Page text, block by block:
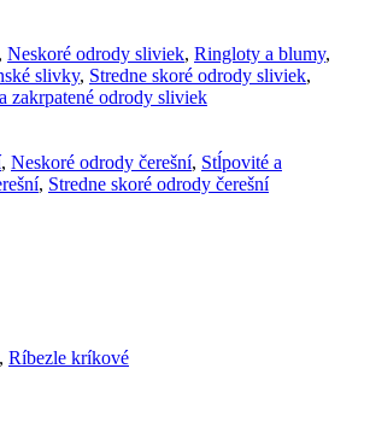
, Neskoré odrody sliviek, Ringloty a blumy,
slivky, Stredne skoré odrody sliviek,
zakrpatené odrody sliviek
, Neskoré odrody čerešní, Stĺpovité a
, Stredne skoré odrody čerešní
, Ríbezle kríkové